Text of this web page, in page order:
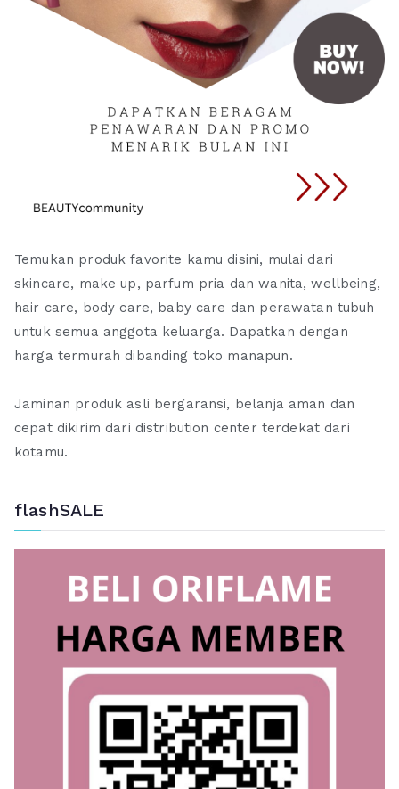
Temukan produk favorite kamu disini, mulai dari
skincare, make up, parfum pria dan wanita, wellbeing,
hair care, body care, baby care dan perawatan tubuh
untuk semua anggota keluarga. Dapatkan dengan
harga termurah dibanding toko manapun.
Jaminan produk asli bergaransi, belanja aman dan
cepat dikirim dari distribution center terdekat dari
kotamu.
flashSALE